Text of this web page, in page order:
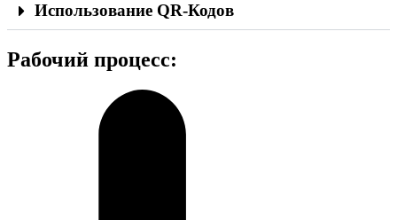
Использование QR-Кодов
Рабочий процесc: